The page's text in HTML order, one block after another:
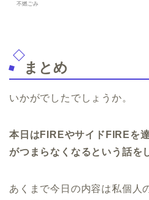
不燃ごみ
まとめ
いかがでしたでしょうか。
本日はFIREやサイドFIREを
がつまらなくなるという話を
あくまで今日の内容は私個人